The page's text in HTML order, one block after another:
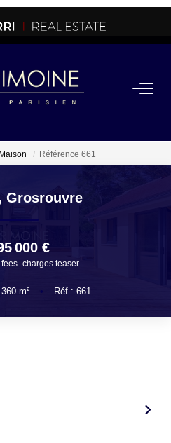
MARKET
LA BAULE
Maison Référence 661
Grosrouvre
000 €
360 m² Réf : 661